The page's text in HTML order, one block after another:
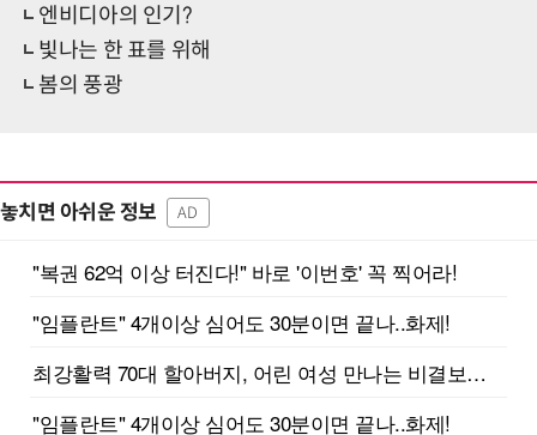
엔비디아의 인기?
빛나는 한 표를 위해
봄의 풍광
놓치면 아쉬운 정보 AD